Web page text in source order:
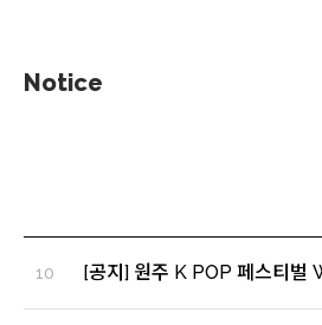
Notice
10 [공지] 원주 K POP 페스티벌